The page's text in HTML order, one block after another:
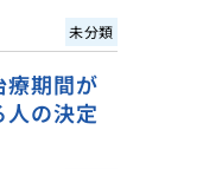
未分類
療期間が
の決定